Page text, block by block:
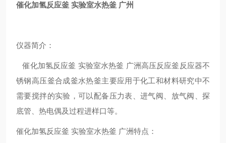
催化加氢反应釜 实验室水热釜 广州
仪器简介：
催化加氢反应釜 实验室水热釜 广洲高压反应釜反应器不
锈钢高压釜合成釜水热釜主要应用于化工和材料研究中不
需要搅拌的实验，可以配备压力表、进气阀、放气阀、探
底管、热电偶及过程进样口等。
催化加氢反应釜 实验室水热釜 广洲特点：